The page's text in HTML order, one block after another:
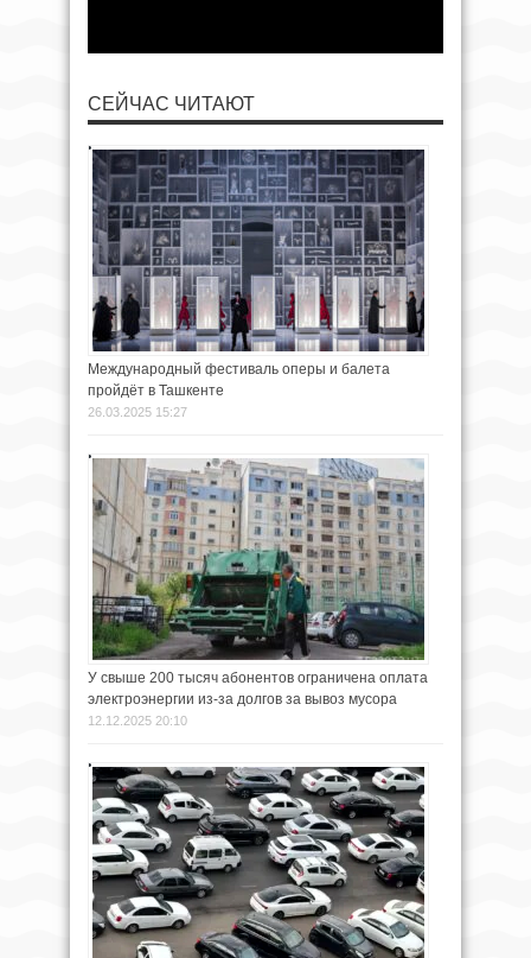
СЕЙЧАС ЧИТАЮТ
Международный фестиваль оперы и балета
пройдёт в Ташкенте
26.03.2025 15:27
У свыше 200 тысяч абонентов ограничена оплата
электроэнергии из-за долгов за вывоз мусора
12.12.2025 20:10